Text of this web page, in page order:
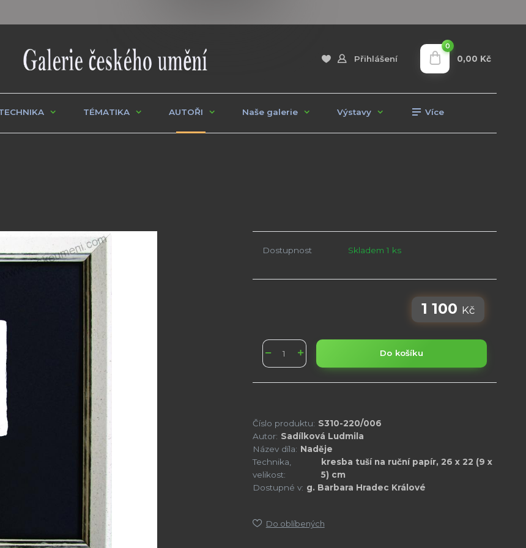
Přihlášení
0
0,00 Kč
TÉMATIKA AUTOŘI Naše galerie Výstavy Více
Dostupnost Skladem 1 ks
1 100 Kč
Do košíku
Číslo produktu: S310-220/006
Autor: Sadílková Ludmila
Název díla: Naděje
Technika,
velikost:
kresba tuší na ruční papír, 26 x 22 (9 x
5) cm
Dostupné v: g. Barbara Hradec Králové
Do oblíbených